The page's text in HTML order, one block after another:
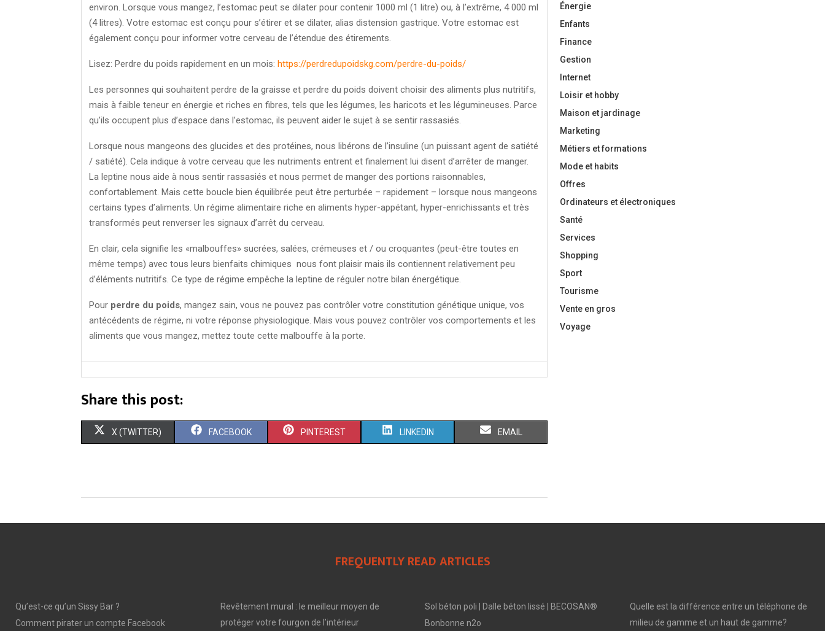
environ. Lorsque vous mangez, l’estomac peut se dilater pour contenir 1000 ml (1 litre) ou, à l’extrême, 4 000 ml
(4 litres). Votre estomac est conçu pour s’étirer et se dilater, alias distension gastrique. Votre estomac est
également conçu pour informer votre cerveau de l’étendue des étirements.
Lisez: Perdre du poids rapidement en un mois: https://perdredupoidskg.com/perdre-du-poids/
Les personnes qui souhaitent perdre de la graisse et perdre du poids doivent choisir des aliments plus nutritifs,
mais à faible teneur en énergie et riches en fibres, tels que les légumes, les haricots et les légumineuses. Parce
qu’ils occupent plus d’espace dans l’estomac, ils peuvent aider le sujet à se sentir rassasiés.
Lorsque nous mangeons des glucides et des protéines, nous libérons de l’insuline (un puissant agent de satiété
/ satiété). Cela indique à votre cerveau que les nutriments entrent et finalement lui disent d’arrêter de manger.
La leptine nous aide à nous sentir rassasiés et nous permet de manger des portions raisonnables,
confortablement. Mais cette boucle bien équilibrée peut être perturbée – rapidement – lorsque nous mangeons
certains types d’aliments. Un régime alimentaire riche en aliments hyper-appétant, hyper-enrichissants et très
transformés peut renverser les signaux d’arrêt du cerveau.
En clair, cela signifie les «malbouffes» sucrées, salées, crémeuses et / ou croquantes (peut-être toutes en
même temps) avec tous leurs bienfaits chimiques nous font plaisir mais ils contiennent relativement peu
d’éléments nutritifs. Ce type de régime empêche la leptine de réguler notre bilan énergétique.
Pour perdre du poids, mangez sain, vous ne pouvez pas contrôler votre constitution génétique unique, vos
antécédents de régime, ni votre réponse physiologique. Mais vous pouvez contrôler vos comportements et les
aliments que vous mangez, mettez toute cette malbouffe à la porte.
Share this post:
S
R
X (TWITTER) S
R
FACEBOOK S
R
PINTEREST S
R
N
LINKEDIN S
R
EMAIL
Énergie
Enfants
Finance
Gestion
Internet
Loisir et hobby
Maison et jardinage
Marketing
Métiers et formations
Mode et habits
Offres
Ordinateurs et électroniques
Santé
Services
Shopping
Sport
Tourisme
Vente en gros
Voyage
FREQUENTLY READ ARTICLES
Qu’est-ce qu’un Sissy Bar ?
Comment pirater un compte Facebook
Revêtement mural : le meilleur moyen de
protéger votre fourgon de l’intérieur
Sol béton poli | Dalle béton lissé | BECOSAN®
Bonbonne n2o
Quelle est la différence entre un téléphone de
milieu de gamme et un haut de gamme?